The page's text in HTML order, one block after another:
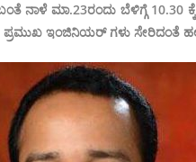
ನಾಳೆ ಮಾ.23ರಂದು ಬೆಳಿಗ್ಗೆ 10.30
ಇಂಜಿನಿಯರ್ ಗಳು ಸೇರಿದಂತೆ